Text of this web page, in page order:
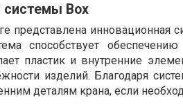
системы Box
представлена инновационная
способствует
пластик и внутренние
изделий. Благодаря
деталям крана, если